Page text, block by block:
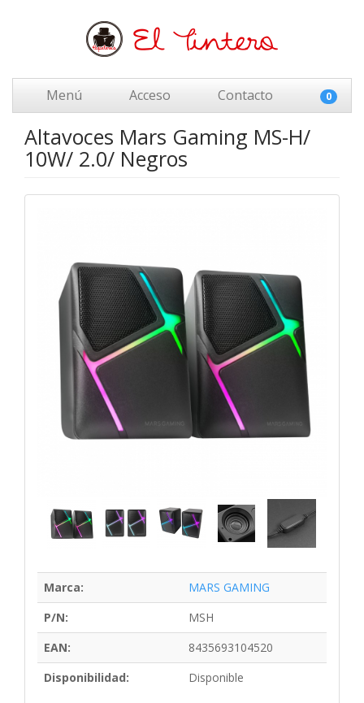
Menú Acceso Contacto 0
Altavoces Mars Gaming MS-H/
10W/ 2.0/ Negros
Marca:
MARS GAMING
P/N:
MSH
EAN:
8435693104520
Disponibilidad:
Disponible